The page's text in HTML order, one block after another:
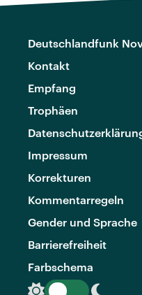
Deutschlandfunk
Kontakt
Empfang
Trophäen
Impressum
Korrekturen
Kommentarregeln
Gender und Sprache
Barrierefreiheit
Farbschema